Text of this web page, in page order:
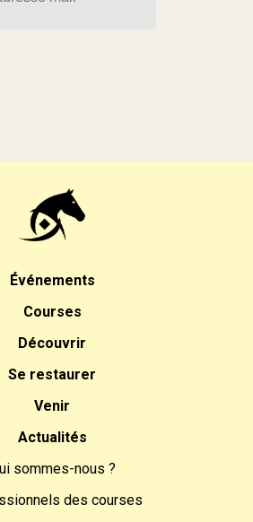
Événements
Courses
Découvrir
Se restaurer
Venir
Actualités
sommes-nous ?
des courses